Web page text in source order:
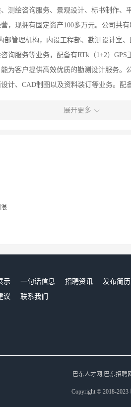
测绘咨询服务、景观设计、标书制作、
，现拥有固定资产100多万元。公司共
部管理机构，内设工程部、勘测设计室
询服务等业务，配备有RTk（1+2）
为客户提供高效优质的勘测设计服务。
计、CAD制图以及资料装订等业务。配
体员工共同努力，目前已完成了多个测
展开更多
示 一句话信息 招聘资讯 发布简历
议 联系我们
巴东人才网,巴东招聘
Copyright © 2018-2023